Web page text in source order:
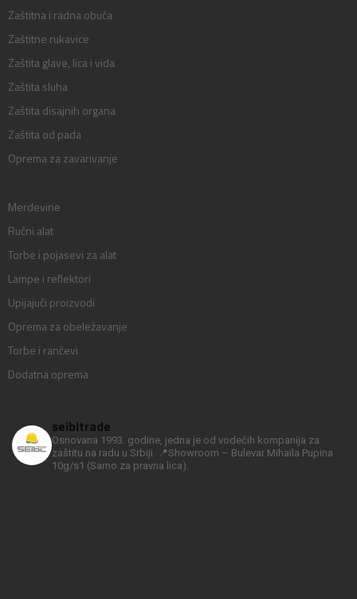
Zaštitna i radna obuća
Zaštitne rukavice
Zaštita glave, lica i vida
Zaštita sluha
Zaštita disajnih organa
Zaštita od pada
Oprema za zavarivanje
Merdevine
Ručni alat
Torbe i pojasevi za alat
Lampe i reflektori
Upijajući proizvodi
Oprema za obeležavanje
Torbe i rančevi
Dodatna oprema
seibltrade
Osnovana 1993. godine, jedna je od vodećih kompanija za
zaštitu na radu u Srbiji.
📍Showroom – Bulevar Mihaila Pupina
10g/s1 (Samo za pravna lica).